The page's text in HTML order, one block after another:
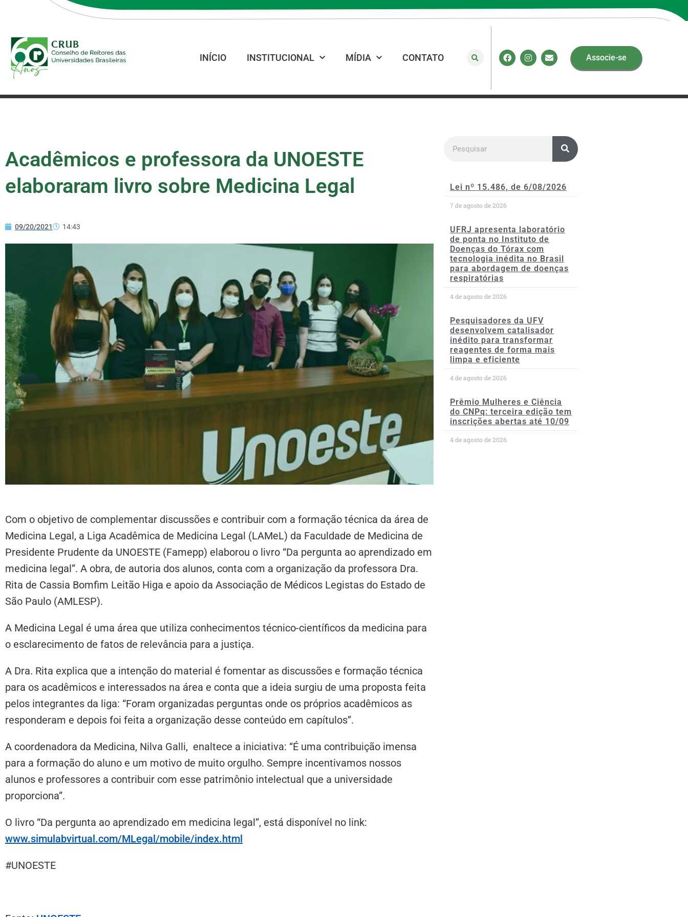
INÍCIO INSTITUCIONAL MÍDIA CONTATO Associe-se
Acadêmicos e professora da UNOESTE
elaboraram livro sobre Medicina Legal
09/20/2021 14:43
Com o objetivo de complementar discussões e contribuir com a formação técnica da área de
Medicina Legal, a Liga Acadêmica de Medicina Legal (LAMeL) da Faculdade de Medicina de
Presidente Prudente da UNOESTE (Famepp) elaborou o livro “Da pergunta ao aprendizado em
medicina legal”. A obra, de autoria dos alunos, conta com a organização da professora Dra.
Rita de Cassia Bomfim Leitão Higa e apoio da Associação de Médicos Legistas do Estado de
São Paulo (AMLESP).
A Medicina Legal é uma área que utiliza conhecimentos técnico-científicos da medicina para
o esclarecimento de fatos de relevância para a justiça.
A Dra. Rita explica que a intenção do material é fomentar as discussões e formação técnica
para os acadêmicos e interessados na área e conta que a ideia surgiu de uma proposta feita
pelos integrantes da liga: “Foram organizadas perguntas onde os próprios acadêmicos as
responderam e depois foi feita a organização desse conteúdo em capítulos”.
A coordenadora da Medicina, Nilva Galli, enaltece a iniciativa: “É uma contribuição imensa
para a formação do aluno e um motivo de muito orgulho. Sempre incentivamos nossos
alunos e professores a contribuir com esse patrimônio intelectual que a universidade
proporciona”.
O livro “Da pergunta ao aprendizado em medicina legal”, está disponível no link:
www.simulabvirtual.com/MLegal/mobile/index.html
#UNOESTE
Lei nº 15.486, de 6/08/2026
7 de agosto de 2026
UFRJ apresenta laboratório
de ponta no Instituto de
Doenças do Tórax com
tecnologia inédita no Brasil
para abordagem de doenças
respiratórias
4 de agosto de 2026
Pesquisadores da UFV
desenvolvem catalisador
inédito para transformar
reagentes de forma mais
limpa e eficiente
4 de agosto de 2026
Prêmio Mulheres e Ciência
do CNPq: terceira edição tem
inscrições abertas até 10/09
4 de agosto de 2026